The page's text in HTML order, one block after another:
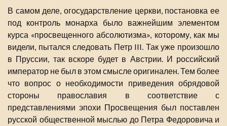
В самом деле, огосударствление церкви, постановка ее
под контроль монарха было важнейшим элементом
курса «просвещенного абсолютизма», которому, как мы
видели, пытался следовать Петр III. Так уже произошло
в Пруссии, так вскоре будет в Австрии. И российский
император не был в этом смысле оригинален. Тем более
что вопрос о необходимости приведения обрядовой
стороны православия в соответствие с
представлениями эпохи Просвещения был поставлен
русской общественной мыслью до Петра Федоровича и